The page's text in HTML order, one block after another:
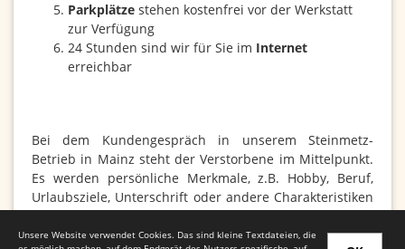
Parkplätze stehen kostenfrei vor der Werkstatt
zur Verfügung
24 Stunden sind wir für Sie im Internet
erreichbar
Bei dem Kundengespräch in unserem Steinmetz-
Betrieb in Mainz steht der Verstorbene im Mittelpunkt.
Es werden persönliche Merkmale, z.B. Hobby, Beruf,
Urlaubsziele, Unterschrift oder andere Charakteristiken
in die Gestaltung der Grabstätte mit eingebracht. Die
fachkundige Beratung erfolgt unverbindlich.
Unsere Website verwendet Cookies. Das sind kleine Textdateien, die